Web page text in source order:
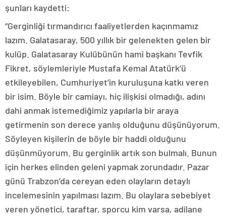
şunları kaydetti:
“Gerginliği tırmandırıcı faaliyetlerden kaçınmamız
lazım. Galatasaray, 500 yıllık bir gelenekten gelen bir
kulüp. Galatasaray Kulübünün hami başkanı Tevfik
Fikret, söylemleriyle Mustafa Kemal Atatürk’ü
etkileyebilen, Cumhuriyet’in kuruluşuna katkı veren
bir isim. Böyle bir camiayı, hiç ilişkisi olmadığı, adını
dahi anmak istemediğimiz yapılarla bir araya
getirmenin son derece yanlış olduğunu düşünüyorum.
Söyleyen kişilerin de böyle bir haddi olduğunu
düşünmüyorum. Bu gerginlik artık son bulmalı. Bunun
için herkes elinden geleni yapmak zorundadır. Pazar
günü Trabzon’da cereyan eden olayların detaylı
incelemesinin yapılması lazım. Bu olaylara sebebiyet
veren yönetici, taraftar, sporcu kim varsa, adilane